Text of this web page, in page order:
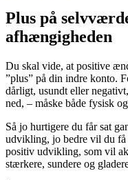
Plus på
afhængigheden
Du skal vide, at positive
”plus” på din indre konto.
dårligt, usundt eller
ned, – måske både fysisk
Så jo hurtigere du får sat
udvikling, jo bedre vil du få
positiv udvikling, som vil
stærkere, sundere og